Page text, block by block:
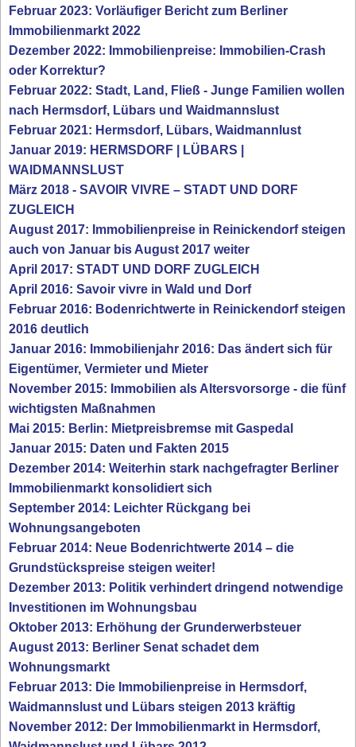
Februar 2023: Vorläufiger Bericht zum Berliner
Immobilienmarkt 2022
Dezember 2022: Immobilienpreise: Immobilien-Crash
oder Korrektur?
Februar 2022: Stadt, Land, Fließ - Junge Familien wollen
nach Hermsdorf, Lübars und Waidmannslust
Februar 2021: Hermsdorf, Lübars, Waidmannlust
Januar 2019: HERMSDORF | LÜBARS |
WAIDMANNSLUST
März 2018 - SAVOIR VIVRE – STADT UND DORF
ZUGLEICH
August 2017: Immobilienpreise in Reinickendorf steigen
auch von Januar bis August 2017 weiter
April 2017: STADT UND DORF ZUGLEICH
April 2016: Savoir vivre in Wald und Dorf
Februar 2016: Bodenrichtwerte in Reinickendorf steigen
2016 deutlich
Januar 2016: Immobilienjahr 2016: Das ändert sich für
Eigentümer, Vermieter und Mieter
November 2015: Immobilien als Altersvorsorge - die fünf
wichtigsten Maßnahmen
Mai 2015: Berlin: Mietpreisbremse mit Gaspedal
Januar 2015: Daten und Fakten 2015
Dezember 2014: Weiterhin stark nachgefragter Berliner
Immobilienmarkt konsolidiert sich
September 2014: Leichter Rückgang bei
Wohnungsangeboten
Februar 2014: Neue Bodenrichtwerte 2014 – die
Grundstückspreise steigen weiter!
Dezember 2013: Politik verhindert dringend notwendige
Investitionen im Wohnungsbau
Oktober 2013: Erhöhung der Grunderwerbsteuer
August 2013: Berliner Senat schadet dem
Wohnungsmarkt
Februar 2013: Die Immobilienpreise in Hermsdorf,
Waidmannslust und Lübars steigen 2013 kräftig
November 2012: Der Immobilienmarkt in Hermsdorf,